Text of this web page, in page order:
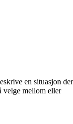
en situasjon der
velge mellom eller